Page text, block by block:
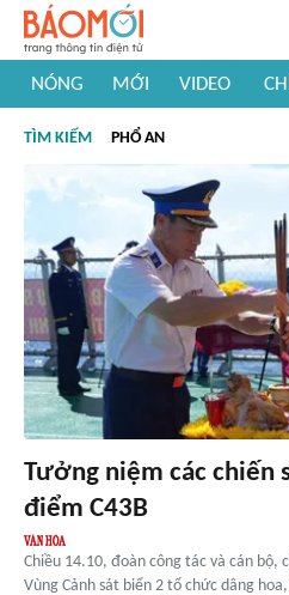
NÓNG MỚI VIDEO
#Khám phá thế giới
TÌM KIẾM PHỔ AN
Tưởng niệm các chiến
điểm C43B
Chiều 14.10, đoàn công tác và cán bộ,
Vùng Cảnh sát biển 2 tổ chức dâng